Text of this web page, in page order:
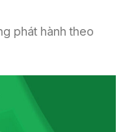
phát hành theo